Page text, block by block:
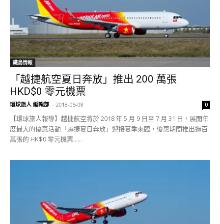
鐵鳥情報
「越捷航空夏日奔放」推出 200 萬張
HKD$0 零元機票
環球旅人 編輯部 - 2018-05-08 0
【環球旅人報導】越捷航空將於 2018 年 5 月 9 日至 7 月 31 日，展開年
度最大的優惠活動「越捷夏日奔放」迎接夏季來臨，優惠期間推出過百
萬張的 HK$0 零元機票......